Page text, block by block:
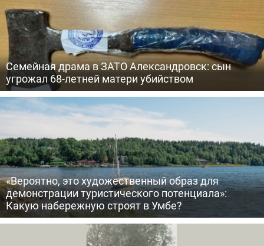
Семейная драма в ЗАТО Александровск: сын
угрожал 68-летней матери убийством
«Вероятно, это художественный образ для
демонстрации туристического потенциала»:
Какую набережную строят в Умбе?